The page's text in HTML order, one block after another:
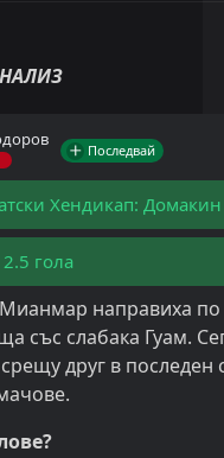
Последвай
Хендикап:
гола
направиха по
със слабака Гуам.
друг в последен